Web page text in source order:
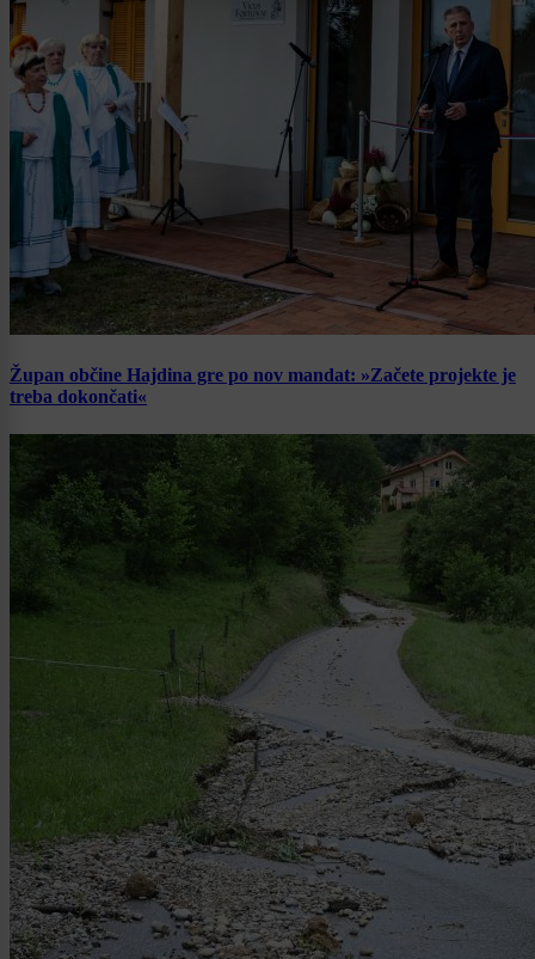
Župan občine Hajdina gre po nov mandat: »Začete projekte je
treba dokončati«